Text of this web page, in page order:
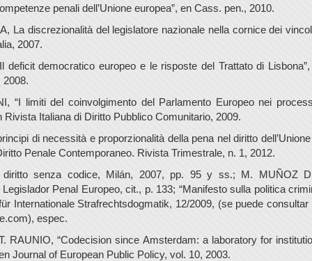
penali dell’Unione europea”, en Cass. pen., 2010.
La discrezionalità del legislatore nazionale nella cornice dei
2007.
deficit democratico europeo e le risposte del Trattato di
2008.
“I limiti del coinvolgimento del Parlamento Europeo nei
Rivista Italiana di Diritto Pubblico Comunitario, 2009.
di necessità e proporzionalità della pena nel diritto
Penale Contemporaneo. Rivista Trimestrale, n. 1, 2012.
senza codice, Milán, 2007, pp. 95 y ss.; M. MUÑOZ
Penal Europeo, cit., p. 133; “Manifesto sulla politica
Internationale Strafrechtsdogmatik, 12/2009, (se puede consultar
espec.
RAUNIO, “Codecision since Amsterdam: a laboratory for
Journal of European Public Policy, vol. 10, 2003.